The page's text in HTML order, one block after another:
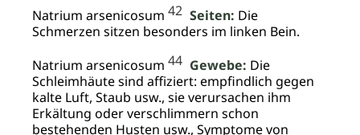
Natrium arsenicosum 42 Seiten: Die
Schmerzen sitzen besonders im linken Bein.
Natrium arsenicosum 44 Gewebe: Die
Schleimhäute sind affiziert: empfindlich gegen
kalte Luft, Staub usw., sie verursachen ihm
Erkältung oder verschlimmern schon
bestehenden Husten usw., Symptome von